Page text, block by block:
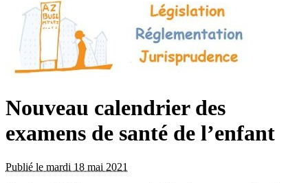
Nouveau calendrier des
examens de santé de l’enfant
Publié le mardi 18 mai 2021